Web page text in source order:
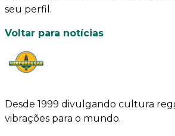
seu perfil.
Voltar para notícias
Desde 1999 divulgando cultura
vibrações para o mundo.